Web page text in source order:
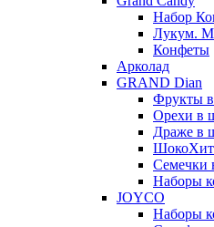
Набор
Лукум.
Конфеты
Арколад
GRAND Dian
Фрукты
Орехи в
Драже в
ШокоХит
Семечки
Наборы
JOYCO
Наборы